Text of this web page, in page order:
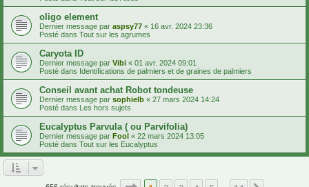
oligo element
Dernier message par aspsy77 « 16 avr. 2024 23:36
Posté dans Tout sur les agrumes
Caryota ID
Dernier message par Vibi « 01 avr. 2024 09:01
Posté dans Identifications de palmiers et de graines de palmiers
Conseil avant achat Robot tondeuse
Dernier message par sophielb « 27 mars 2024 14:24
Posté dans Les hors sujets
Eucalyptus Parvula ( ou Parvifolia)
Dernier message par Fool « 22 mars 2024 13:05
Posté dans Tout sur les Eucalyptus